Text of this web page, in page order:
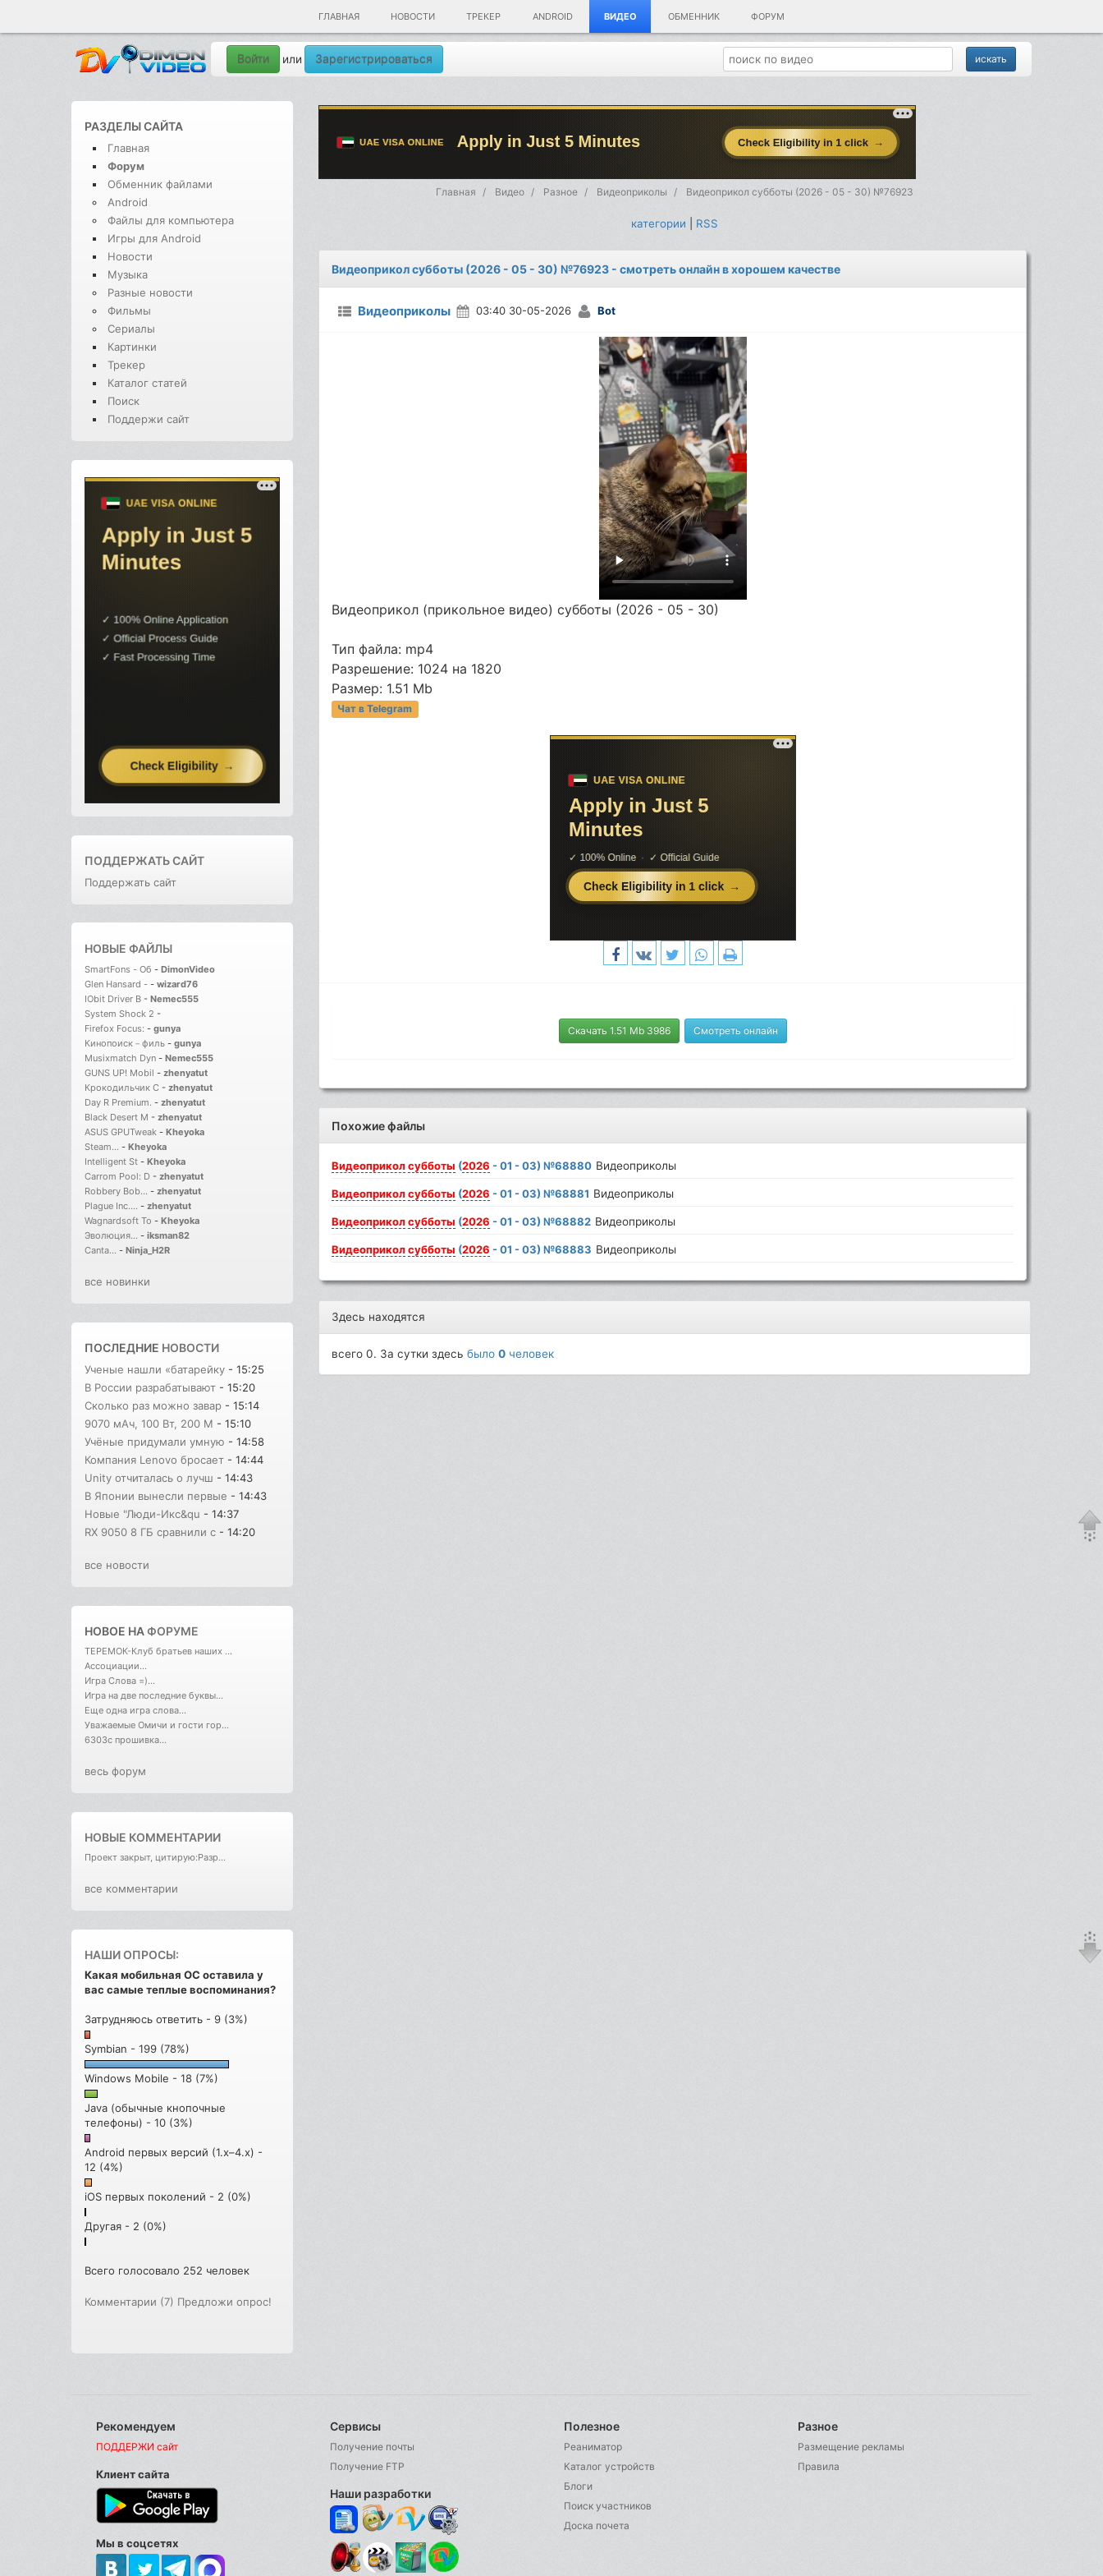
ГЛАВНАЯ НОВОСТИ ТРЕКЕР ANDROID ВИДЕО ОБМЕННИК ФОРУМ
Войти или Зарегистрироваться
РАЗДЕЛЫ САЙТА
Главная
Форум
Обменник файлами
Android
Файлы для компьютера
Игры для Android
Новости
Музыка
Разные новости
Фильмы
Сериалы
Картинки
Трекер
Каталог статей
Поиск
Поддержи сайт
ПОДДЕРЖАТЬ САЙТ
Поддержать сайт
НОВЫЕ ФАЙЛЫ
SmartFons - Об - DimonVideo
Glen Hansard - - wizard76
IObit Driver B - Nemec555
System Shock 2 -
Firefox Focus: - gunya
Кинопоиск－филь - gunya
Musixmatch Dyn - Nemec555
GUNS UP! Mobil - zhenyatut
Крокодильчик С - zhenyatut
Day R Premium. - zhenyatut
Black Desert M - zhenyatut
ASUS GPUTweak - Kheyoka
Steam... - Kheyoka
Intelligent St - Kheyoka
Carrom Pool: D - zhenyatut
Robbery Bob... - zhenyatut
Plague Inc.... - zhenyatut
Wagnardsoft To - Kheyoka
Эволюция... - iksman82
Canta... - Ninja_H2R
все новинки
ПОСЛЕДНИЕ НОВОСТИ
Ученые нашли «батарейку - 15:25
В России разрабатывают - 15:20
Сколько раз можно завар - 15:14
9070 мАч, 100 Вт, 200 М - 15:10
Учёные придумали умную - 14:58
Компания Lenovo бросает - 14:44
Unity отчиталась о лучш - 14:43
В Японии вынесли первые - 14:43
Новые "Люди-Икс&qu - 14:37
RX 9050 8 ГБ сравнили с - 14:20
все новости
НОВОЕ НАФОРУМЕ
ТЕРЕМОК-Клуб братьев наших ...
Ассоциации...
Игра Слова =)...
Игра на две последние буквы...
Еще одна игра слова...
Уважаемые Омичи и гости гор...
6303с прошивка...
весь форум
НОВЫЕ КОММЕНТАРИИ
Проект закрыт, цитирую:Разр...
все комментарии
НАШИ ОПРОСЫ:
Какая мобильная ОС оставила у
вас самые теплые воспоминания?
Затрудняюсь ответить - 9 (3%)
Symbian - 199 (78%)
Windows Mobile - 18 (7%)
Java (обычные кнопочные
телефоны) - 10 (3%)
Android первых версий (1.x–4.x) -
12 (4%)
iOS первых поколений - 2 (0%)
Другая - 2 (0%)
Всего голосовало 252 человек
Комментарии (7) Предложи опрос!
Главная Видео Разное Видеоприколы Видеоприкол субботы (2026 - 05 - 30) №76923
категории RSS
Видеоприкол субботы (2026 - 05 - 30) №76923 - смотреть онлайн в хорошем качестве
Видеоприколы 03:40 30-05-2026 Bot
Видеоприкол (прикольное видео) субботы (2026 - 05 - 30)
Тип файла: mp4
Разрешение: 1024 на 1820
Размер: 1.51 Mb
Чат в Telegram
Скачать 1.51 Mb 3986 Смотреть онлайн
Похожие файлы
Видеоприколсубботы (2026 - 01 - 03) №68880 Видеоприколы
Видеоприколсубботы (2026 - 01 - 03) №68881 Видеоприколы
Видеоприколсубботы (2026 - 01 - 03) №68882 Видеоприколы
Видеоприколсубботы (2026 - 01 - 03) №68883 Видеоприколы
Здесь находятся
всего 0. За сутки здесьбыло0 человек
Рекомендуем
ПОДДЕРЖИ сайт
Клиент сайта
Мы в соцсетях
Сервисы
Получение почты
Получение FTP
Наши разработки
Полезное
Реаниматор
Каталог устройств
Блоги
Поиск участников
Доска почета
Разное
Размещение рекламы
Правила